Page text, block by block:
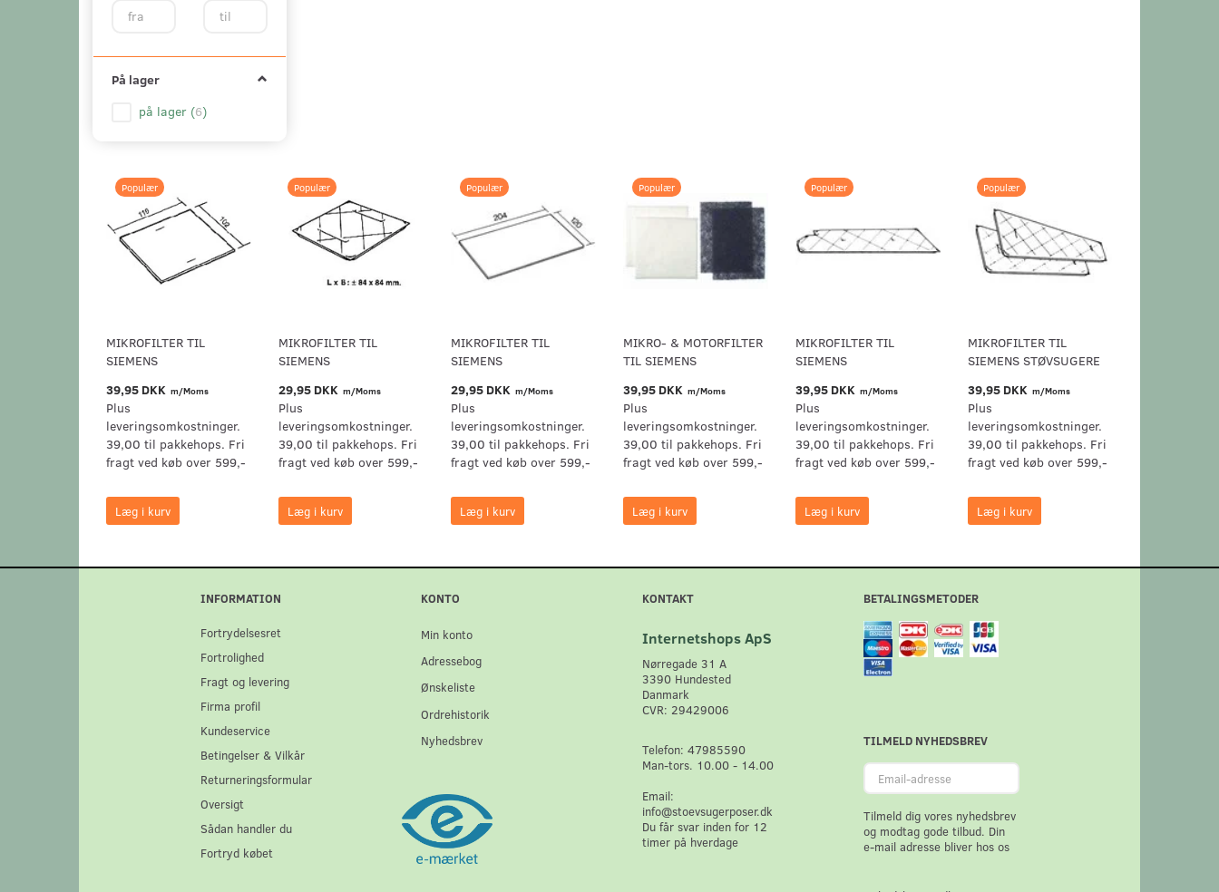
På lager
på lager (6)
Populær
MIKROFILTER TIL
SIEMENS
39,95 DKK m/Moms
Plus
leveringsomkostninger.
39,00 til pakkehops. Fri
fragt ved køb over 599,-
Læg i kurv
Populær
MIKROFILTER TIL
SIEMENS
29,95 DKK m/Moms
Plus
leveringsomkostninger.
39,00 til pakkehops. Fri
fragt ved køb over 599,-
Læg i kurv
Populær
MIKROFILTER TIL
SIEMENS
29,95 DKK m/Moms
Plus
leveringsomkostninger.
39,00 til pakkehops. Fri
fragt ved køb over 599,-
Læg i kurv
Populær
MIKRO- & MOTORFILTER
TIL SIEMENS
39,95 DKK m/Moms
Plus
leveringsomkostninger.
39,00 til pakkehops. Fri
fragt ved køb over 599,-
Læg i kurv
Populær
MIKROFILTER TIL
SIEMENS
39,95 DKK m/Moms
Plus
leveringsomkostninger.
39,00 til pakkehops. Fri
fragt ved køb over 599,-
Læg i kurv
Populær
MIKROFILTER TIL
SIEMENS STØVSUGERE
39,95 DKK m/Moms
Plus
leveringsomkostninger.
39,00 til pakkehops. Fri
fragt ved køb over 599,-
Læg i kurv
INFORMATION
Fortrydelsesret
Fortrolighed
Fragt og levering
Firma profil
Kundeservice
Betingelser & Vilkår
Returneringsformular
Oversigt
Sådan handler du
Fortryd købet
KONTO
Min konto
Adressebog
Ønskeliste
Ordrehistorik
Nyhedsbrev
KONTAKT
Internetshops ApS
Nørregade 31 A
3390 Hundested
Danmark
CVR: 29429006
Telefon: 47985590
Man-tors. 10.00 - 14.00
Email:
info@stoevsugerposer.dk
Du får svar inden for 12
timer på hverdage
BETALINGSMETODER
TILMELD NYHEDSBREV
Email-
adresse
Tilmeld dig vores nyhedsbrev
og modtag gode tilbud. Din
e-mail adresse bliver hos os